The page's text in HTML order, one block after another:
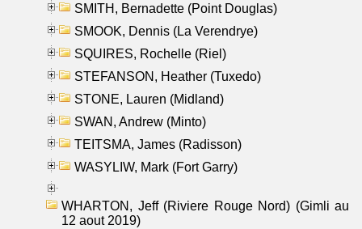
SMITH, Bernadette (Point Douglas)
SMOOK, Dennis (La Verendrye)
SQUIRES, Rochelle (Riel)
STEFANSON, Heather (Tuxedo)
STONE, Lauren (Midland)
SWAN, Andrew (Minto)
TEITSMA, James (Radisson)
WASYLIW, Mark (Fort Garry)
WHARTON, Jeff (Riviere Rouge Nord) (Gimli au
12 aout 2019)